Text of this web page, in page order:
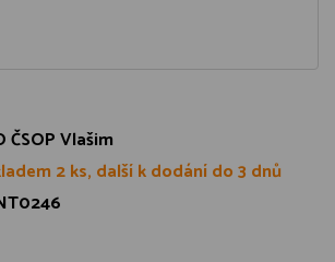
ČSOP Vlašim
2 ks, další k dodání do 3 dnů